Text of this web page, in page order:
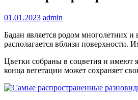
01.01.2023 admin
Бадан является родом многолетних
располагается вблизи поверхности.
Цветки собраны в соцветия и имеют
конца вегетации может сохраняет